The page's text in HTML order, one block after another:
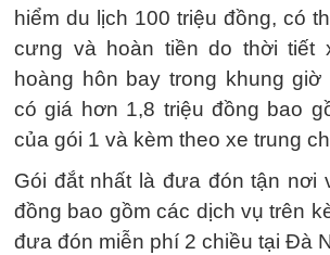
hiểm du lịch 100 triệu đồng, có
cưng và hoàn tiền do thời tiết
hoàng hôn bay trong khung giờ
có giá hơn 1,8 triệu đồng bao
của gói 1 và kèm theo xe trung
Gói đắt nhất là đưa đón tận nơi
đồng bao gồm các dịch vụ trên
đưa đón miễn phí 2 chiều tại Đà